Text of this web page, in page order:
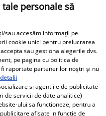
Like
personale să
sau accesăm informații pe
cookie unici pentru prelucrarea
sau gestiona alegerile dvs.
pe pagina cu politica de
raportate partenerilor noștri și nu
si agentiile de publicitate
de servicii de date analitice)
ului sa functioneze, pentru a
afisate in functie de